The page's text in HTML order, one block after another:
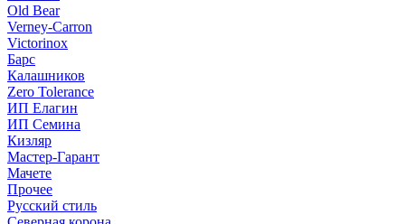
Old Bear
Verney-Carron
Victorinox
Барс
Калашников
Zero Tolerance
ИП Елагин
ИП Семина
Кизляр
Мастер-Гарант
Мачете
Прочее
Русский стиль